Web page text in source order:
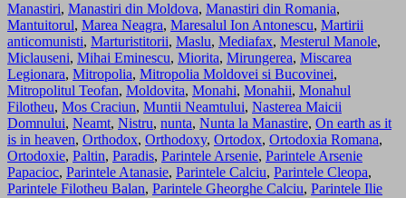
Manastiri, Manastiri din Moldova, Manastiri din Romania,
Mantuitorul, Marea Neagra, Maresalul Ion Antonescu, Martirii
anticomunisti, Marturistitorii, Maslu, Mediafax, Mesterul Manole,
Miclauseni, Mihai Eminescu, Miorita, Mirungerea, Miscarea
Legionara, Mitropolia, Mitropolia Moldovei si Bucovinei,
Mitropolitul Teofan, Moldovita, Monahi, Monahii, Monahul
Filotheu, Mos Craciun, Muntii Neamtului, Nasterea Maicii
Domnului, Neamt, Nistru, nunta, Nunta la Manastire, On earth as it
is in heaven, Orthodox, Orthodoxy, Ortodox, Ortodoxia Romana,
Ortodoxie, Paltin, Paradis, Parintele Arsenie, Parintele Arsenie
Papacioc, Parintele Atanasie, Parintele Calciu, Parintele Cleopa,
Parintele Filotheu Balan, Parintele Gheorghe Calciu, Parintele Ilie